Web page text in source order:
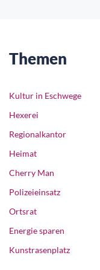
Themen
Kultur in Eschwege
Hexerei
Regionalkantor
Heimat
Cherry Man
Polizeieinsatz
Ortsrat
Energie sparen
Kunstrasenplatz